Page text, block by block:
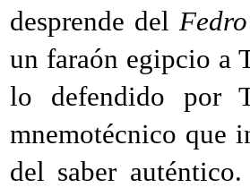
desprende del Fedro
un faraón egipcio a
lo defendido por
mnemotécnico que
del saber